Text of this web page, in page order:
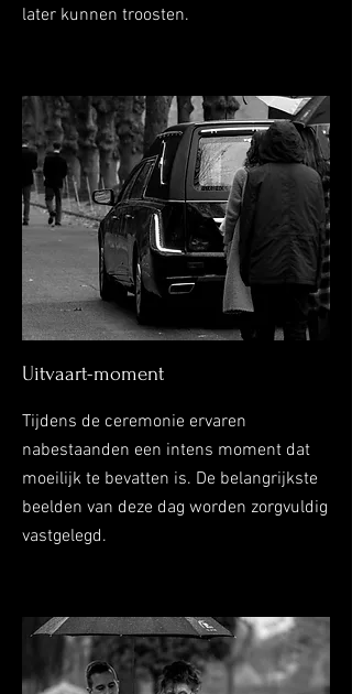
later kunnen troosten.
Uitvaart-moment
Tijdens de ceremonie ervaren
nabestaanden een intens moment dat
moeilijk te bevatten is. De belangrijkste
beelden van deze dag worden zorgvuldig
vastgelegd.